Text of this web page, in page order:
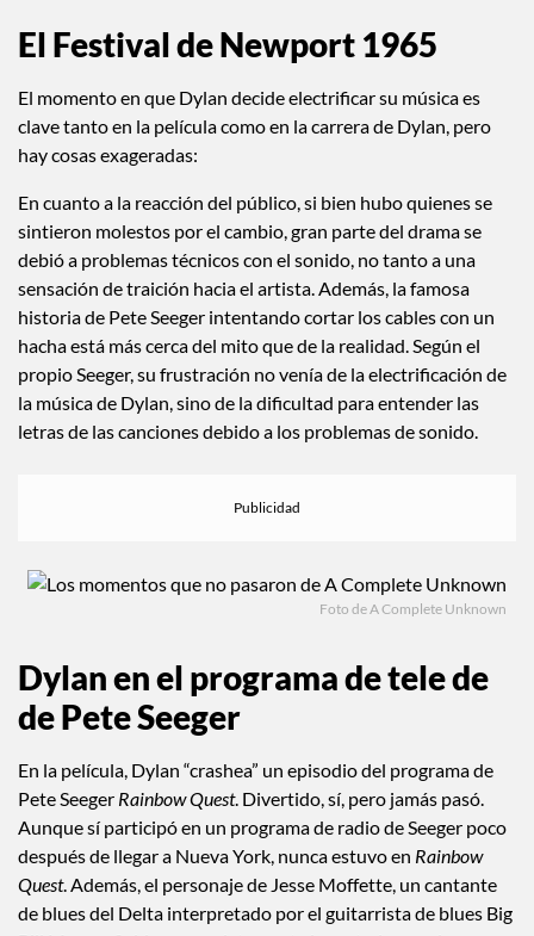
El Festival de Newport 1965
El momento en que Dylan decide electrificar su música es
clave tanto en la película como en la carrera de Dylan, pero
hay cosas exageradas:
En cuanto a la reacción del público, si bien hubo quienes se
sintieron molestos por el cambio, gran parte del drama se
debió a problemas técnicos con el sonido, no tanto a una
sensación de traición hacia el artista. Además, la famosa
historia de Pete Seeger intentando cortar los cables con un
hacha está más cerca del mito que de la realidad. Según el
propio Seeger, su frustración no venía de la electrificación de
la música de Dylan, sino de la dificultad para entender las
letras de las canciones debido a los problemas de sonido.
Foto de A Complete Unknown
Dylan en el programa de tele de
de Pete Seeger
En la película, Dylan “crashea” un episodio del programa de
Pete Seeger Rainbow Quest. Divertido, sí, pero jamás pasó.
Aunque sí participó en un programa de radio de Seeger poco
después de llegar a Nueva York, nunca estuvo en Rainbow
Quest. Además, el personaje de Jesse Moffette, un cantante
de blues del Delta interpretado por el guitarrista de blues Big